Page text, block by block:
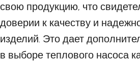
свою продукцию, что
доверии к качеству и
изделий. Это дает
в выборе теплового насоса